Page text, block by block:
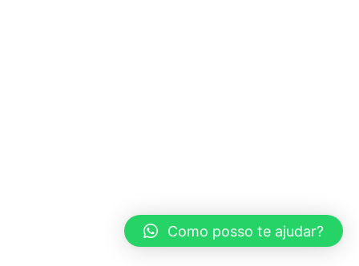
Como posso te ajudar?